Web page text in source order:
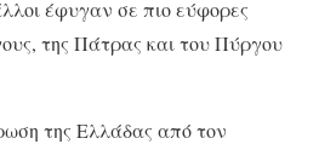
έφυγαν σε πιο εύφορες
της Πάτρας και του Πύργου
της Ελλάδας από τον